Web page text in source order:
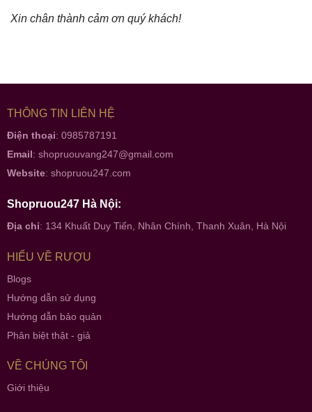
Xin chân thành cảm ơn quý khách!
THÔNG TIN LIÊN HỆ
Điện thoại: 0985787191
Email: shopruouvang247@gmail.com
Website: shopruou247.com
Shopruou247 Hà Nội:
Địa chỉ: 134 Khuất Duy Tiến, Nhân Chính, Thanh Xuân, Hà Nội
HIỂU VỀ RƯỢU
Blogs
Hướng dẫn sử dụng
Hướng dẫn bảo quản
Phân biệt thật - giả
VỀ CHÚNG TÔI
Giới thiệu